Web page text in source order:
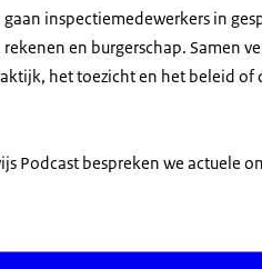
om het leesbegrip en de
brengen. En ik hou zelf ook
in voor de kinderbibliotheek
gaan inspectiemedewerkers in
rekenen en burgerschap. Samen
het toezicht en het beleid of
Podcast bespreken we actuele